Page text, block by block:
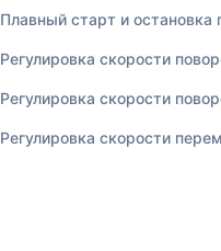
Плавный старт и остановка
Регулировка скорости
Регулировка скорости
Регулировка скорости